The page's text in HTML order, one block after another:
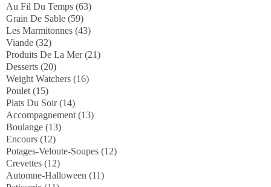
Au Fil Du Temps (63)
Grain De Sable (59)
Les Marmitonnes (43)
Viande (32)
Produits De La Mer(21)
Desserts (20)
Weight Watchers (16)
Poulet (15)
Plats Du Soir(14)
Accompagnement (13)
Boulange (13)
Encours (12)
Potages-Veloute-Soupes (12)
Crevettes (12)
Automne-Halloween (11)